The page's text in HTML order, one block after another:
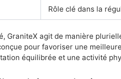
Rôle clé dans la
GraniteX agit de manière
pour favoriser une
équilibrée et une activité